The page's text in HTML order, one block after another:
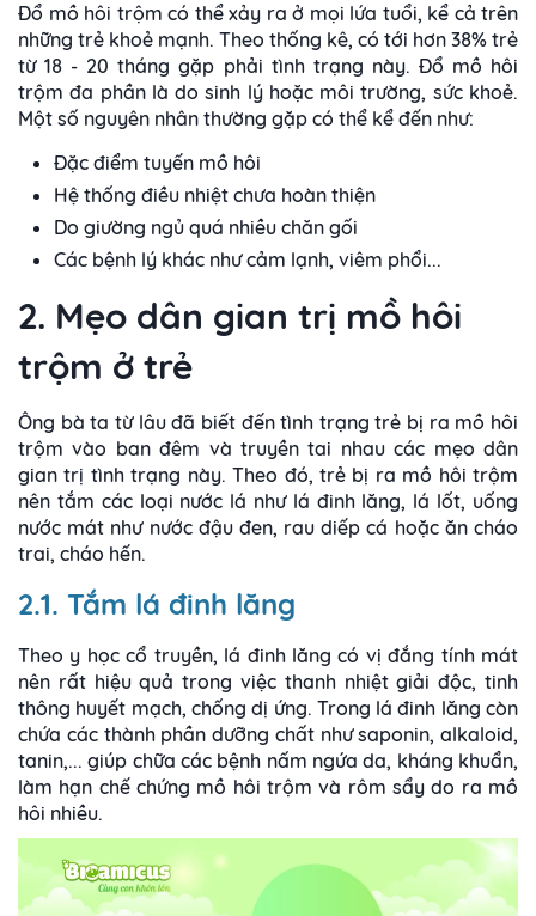
Đổ mồ hôi trộm có thể xảy ra ở mọi lứa tuổi, kể cả trên
những trẻ khoẻ mạnh. Theo thống kê, có tới hơn 38% trẻ
từ 18 - 20 tháng gặp phải tình trạng này. Đổ mồ hôi
trộm đa phần là do sinh lý hoặc môi trường, sức khoẻ.
Một số nguyên nhân thường gặp có thể kể đến như:
Đặc điểm tuyến mồ hôi
Hệ thống điều nhiệt chưa hoàn thiện
Do giường ngủ quá nhiều chăn gối
Các bệnh lý khác như cảm lạnh, viêm phổi...
2. Mẹo dân gian trị mồ hôi
trộm ở trẻ
Ông bà ta từ lâu đã biết đến tình trạng trẻ bị ra mồ hôi
trộm vào ban đêm và truyền tai nhau các mẹo dân
gian trị tình trạng này. Theo đó, trẻ bị ra mồ hôi trộm
nên tắm các loại nước lá như lá đinh lăng, lá lốt, uống
nước mát như nước đậu đen, rau diếp cá hoặc ăn cháo
trai, cháo hến.
2.1. Tắm lá đinh lăng
Theo y học cổ truyền, lá đinh lăng có vị đắng tính mát
nên rất hiệu quả trong việc thanh nhiệt giải độc, tinh
thông huyết mạch, chống dị ứng. Trong lá đinh lăng còn
chứa các thành phần dưỡng chất như saponin, alkaloid,
tanin,... giúp chữa các bệnh nấm ngứa da, kháng khuẩn,
làm hạn chế chứng mồ hôi trộm và rôm sẩy do ra mồ
hôi nhiều.